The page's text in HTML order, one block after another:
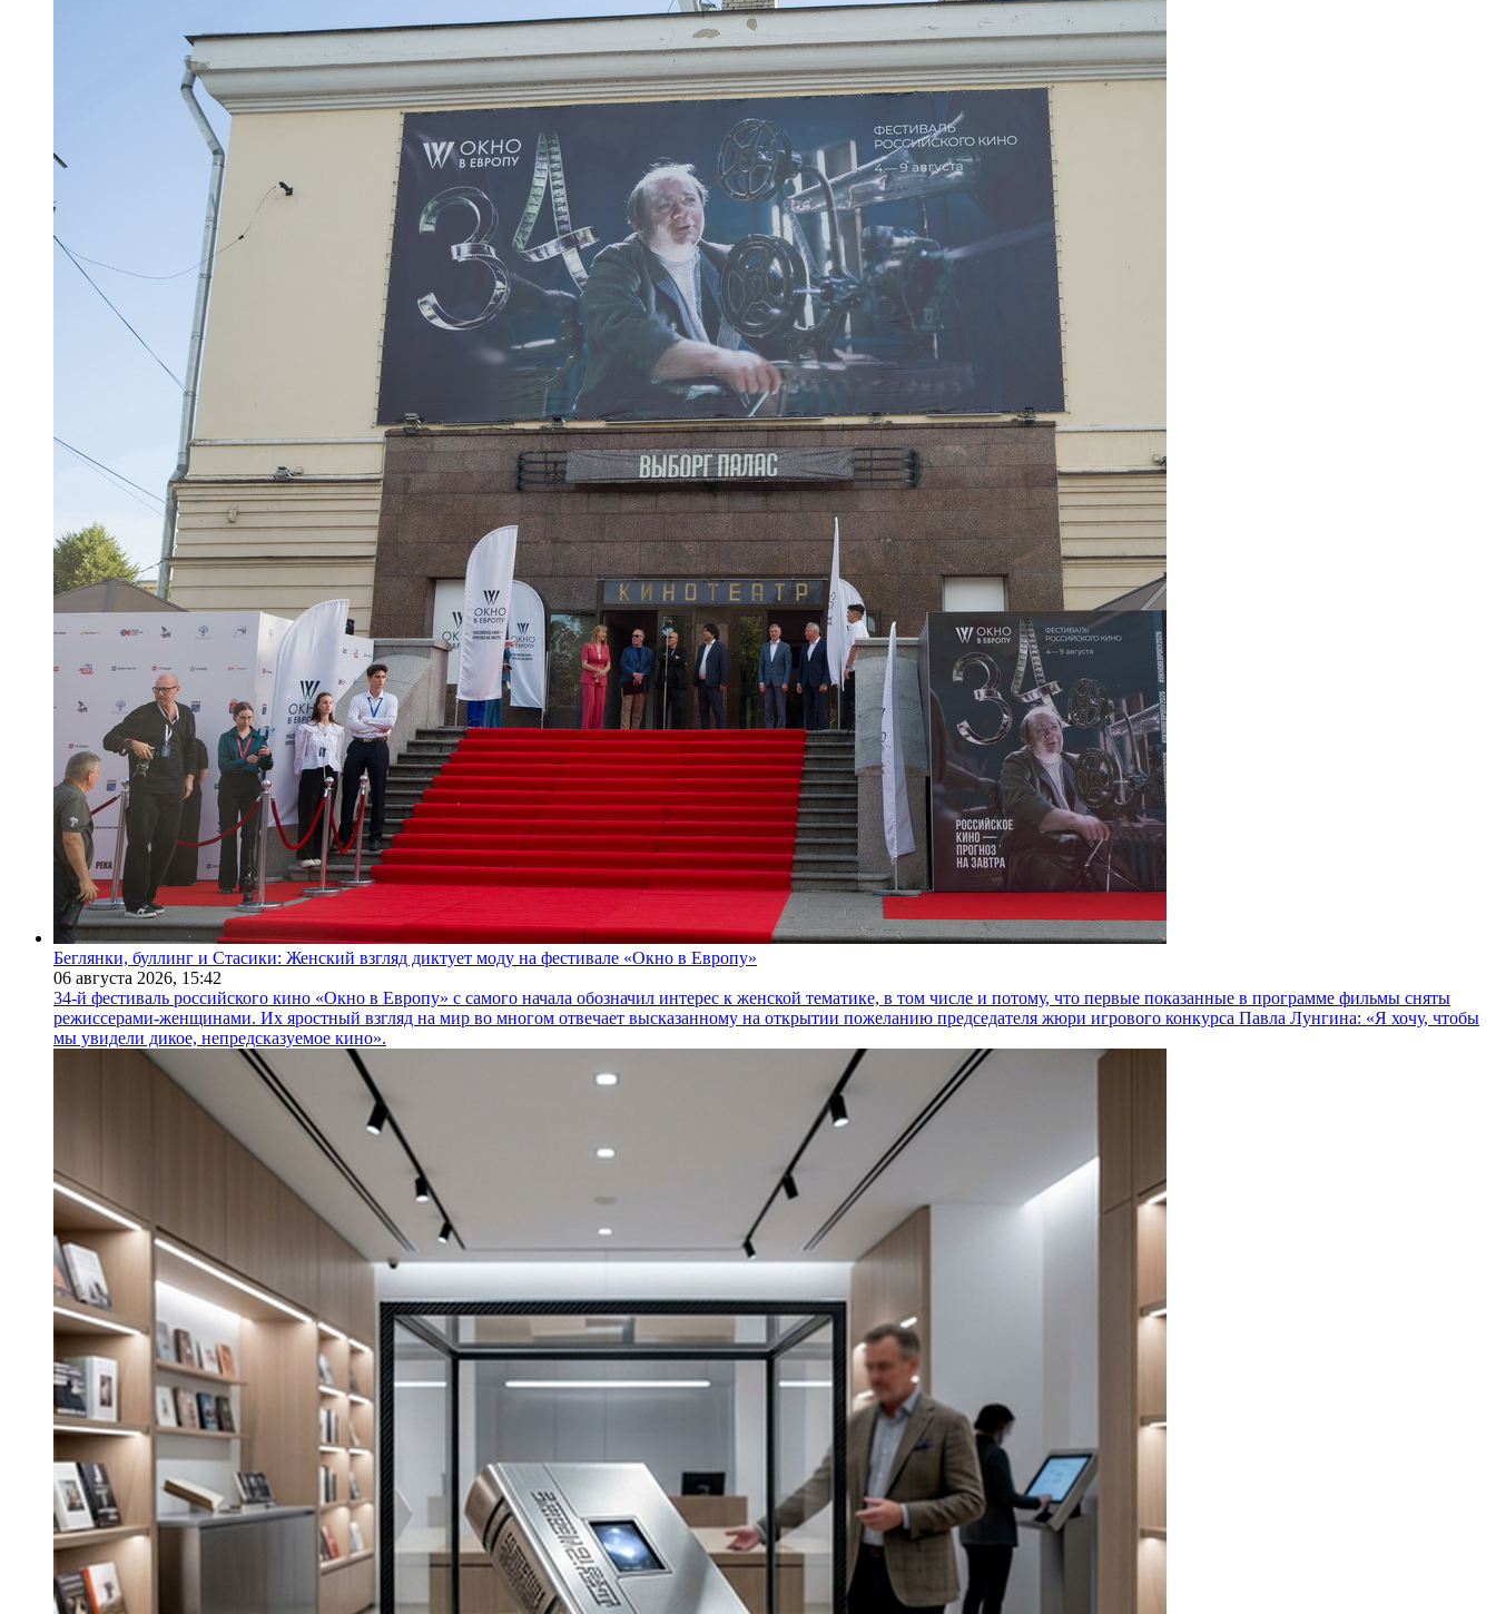
Беглянки, буллинг и Стасики: Женский взгляд диктует моду на фестивале «Окно в Европу»
06 августа 2026, 15:42
34-й фестиваль российского кино «Окно в Европу» с самого начала обозначил интерес к женской тематике, в том числе и потому, что первые показанные в программе фильмы сняты
режиссерами-женщинами. Их яростный взгляд на мир во многом отвечает высказанному на открытии пожеланию председателя жюри игрового конкурса Павла Лунгина: «Я хочу, чтобы
мы увидели дикое, непредсказуемое кино».